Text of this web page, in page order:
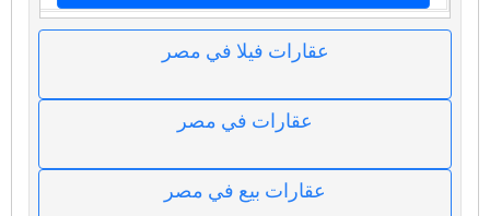
عقارات فيلا في مصر
عقارات في مصر
عقارات بيع في مصر